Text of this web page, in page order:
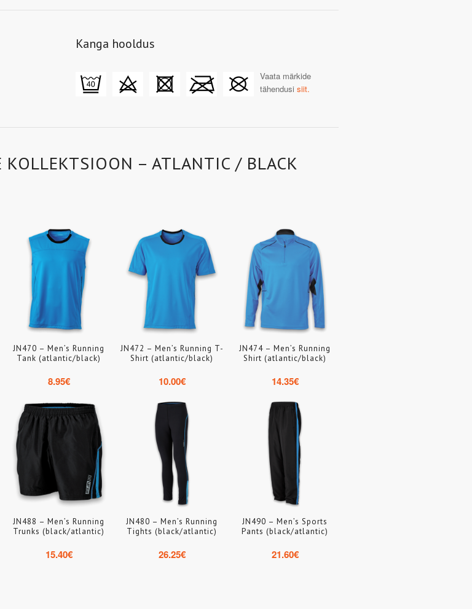
Kanga hooldus
Vaata märkide
tähendusisiit.
KOLLEKTSIOON – ATLANTIC / BLACK
JN470 – Men’s Running
Tank (atlantic/black)
8.95€
JN472 – Men’s Running T-
Shirt (atlantic/black)
10.00€
JN474 – Men’s Running
Shirt (atlantic/black)
14.35€
JN488 – Men’s Running
Trunks (black/atlantic)
15.40€
JN480 – Men’s Running
Tights (black/atlantic)
26.25€
JN490 – Men’s Sports
Pants (black/atlantic)
21.60€